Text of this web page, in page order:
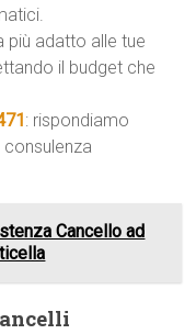
più adatto alle tue
il budget che
: rispondiamo
Cancello ad